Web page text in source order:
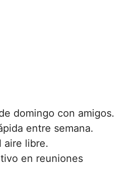
domingo con amigos.
entre semana.
aire libre.
en reuniones